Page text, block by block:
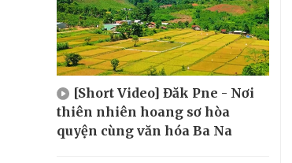
[Short Video] Đăk Pne - Nơi
thiên nhiên hoang sơ hòa
quyện cùng văn hóa Ba Na